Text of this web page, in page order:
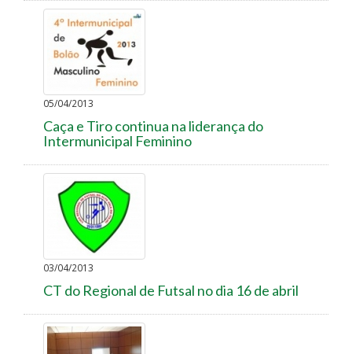
05/04/2013
Caça e Tiro continua na liderança do
Intermunicipal Feminino
03/04/2013
CT do Regional de Futsal no dia 16 de abril